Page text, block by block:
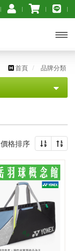
主選
首頁 品牌分類
價格排序